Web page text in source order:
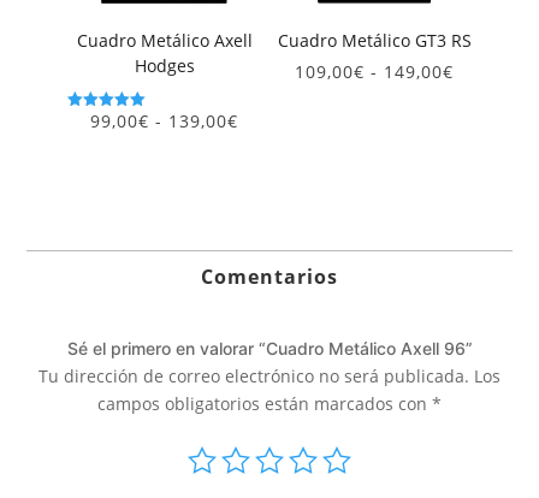
Cuadro Metálico Axell
Hodges
Valorado
99,00€ - 139,00€
139,00€
Cuadro Metálico GT3 RS
109,00€ - 149,00€
Comentarios
Sé el primero en valorar “Cuadro Metálico Axell 96”
Tu dirección de correo electrónico no será publicada. Los
campos obligatorios están marcados con *